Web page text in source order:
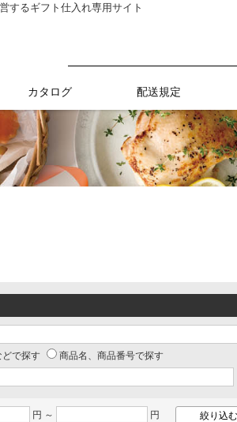
するギフト仕入れ専用サイト
カタログ 配送規定
で探す 商品名、商品番号で探す
円 ～ 円